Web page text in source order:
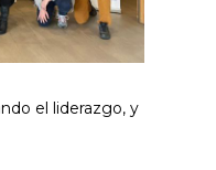
el liderazgo, y